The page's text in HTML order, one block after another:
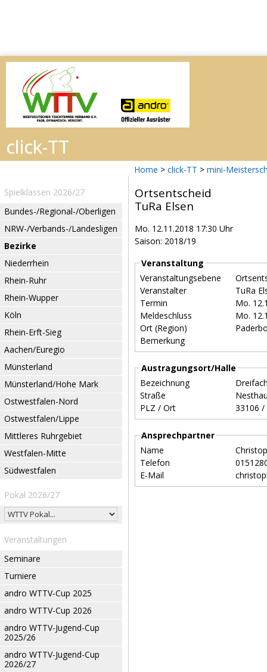
Home > click-TT > mini-
Spielklassen 2026/27
Bundes-/Regional-/Oberligen
NRW-/Verbands-/Landesligen
Bezirke
Niederrhein
Rhein-Ruhr
Rhein-Wupper
Köln
Rhein-Erft-Sieg
Aachen/Euregio
Münsterland
Münsterland/Hohe Mark
Ostwestfalen-Nord
Ostwestfalen/Lippe
Mittleres Ruhrgebiet
Westfalen-Mitte
Südwestfalen
Pokal 2026/27
Veranstaltungen
Seminare
Turniere
andro WTTV-Cup 2025
andro WTTV-Cup 2026
andro WTTV-Jugend-Cup
2025/26
andro WTTV-Jugend-Cup
2026/27
Ortsentscheid
TuRa Elsen
Mo. 12.11.2018 17:30 Uhr
Saison: 2018/19
Veranstaltung
Veranstaltungsebene
Veranstalter
TuRa
Termin
Mo.
Meldeschluss
Mo.
Ort (Region)
Bemerkung
Austragungsort/Halle
Bezeichnung
Straße
PLZ / Ort
Ansprechpartner
Name
Telefon
E-Mail